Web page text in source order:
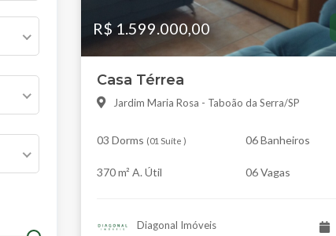
R$ 1.599.000,00
Casa Térrea
Jardim Maria Rosa - Taboão da Serra/SP
03 Dorms (01 Suíte ) 06 Banheiros
370 m² A. Útil 06 Vagas
Diagonal Imóveis